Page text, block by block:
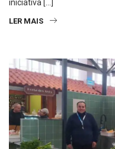
iniciativa […]
LER MAIS